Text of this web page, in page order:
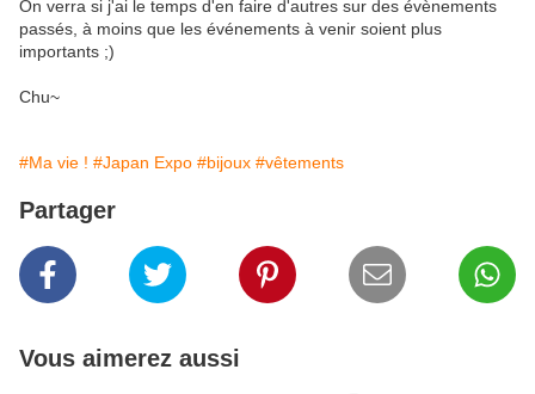
On verra si j'ai le temps d'en faire d'autres sur des évènements
passés, à moins que les événements à venir soient plus
importants ;)
Chu~
#Ma vie ! #Japan Expo #bijoux #vêtements
Partager
Vous aimerez aussi